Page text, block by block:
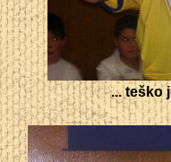
... teško